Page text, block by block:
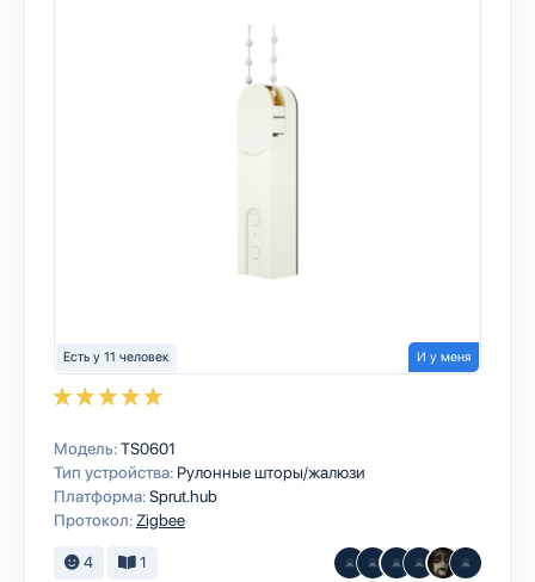
Есть у 11 человек И у меня
Модель:TS0601
Тип устройства: Рулонные шторы/жалюзи
Платформа:Sprut.hub
Протокол:Zigbee
4 1